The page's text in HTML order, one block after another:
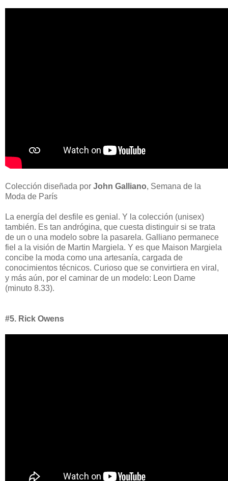
Colección diseñada por John Galliano, Semana de la
Moda de París
La energía del desfile es genial. Y la colección (unisex)
también. Es tan andrógina, que cuesta distinguir si se trata
de un o una modelo sobre la pasarela. Galliano permanece
fiel a la visión de Martin Margiela. Y es que Maison Margiela
concibe la moda como una artesanía, cargada de
conocimientos técnicos. Curioso que se convirtiera en viral,
y más aún, por el caminar de un modelo: Leon Dame
(minuto 8.33).
#5. Rick Owens